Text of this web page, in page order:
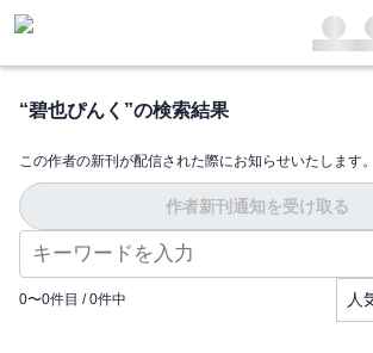
“碧也ぴんく ”の検索結果
この作者の新刊が配信された際にお知らせいたします。
作者新刊通知を受け取る
0〜0件目 / 0件中 人